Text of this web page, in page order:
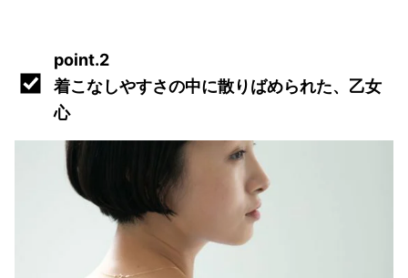
point.2
着こなしやすさの中に散りばめられた、乙女
心